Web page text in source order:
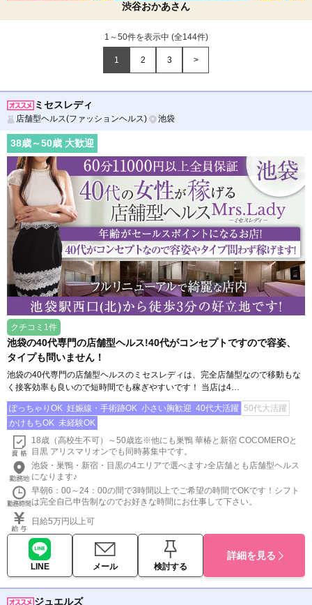
渋谷おかあさん
1～50件を表示中 (全144件)
1 2 3 >
ミセスレディ
店舗型ヘルス(ファッションヘルス) 池袋
38歳～50歳 大歓迎
クチコミ1件
池袋の40代専門の店舗型ヘルス!40代がコンセプトですので容姿、
タイプも問いません！
池袋の40代専門の店舗型ヘルスのミセスレディは、完全店舗型なので移動もな
く接客効率も良いので短時間でも稼ぎやすいです！ 当店は4…
ぽっちゃりOK 妊娠線・手術跡OK 小さい胸歓迎 40代大活躍
50代大活躍
かけもちOK 未経験OK
18歳（高校生不可）～50歳迄※他にも巣鴨 華椿と新宿 COCOMEROと
目黒 アリスマリオンでも同時募集中です。
池袋・巣鴨・新宿・目黒の4エリアで選べます♪全店舗とも店舗型ヘルス
になります♪
早朝6：00～24：00の間で3時間以上でご希望の時間でOKです！シフト
は完全自己申告制なのでお好きな時間にお仕事して下さい。
日給5万円以上可
LINE メール 検討する
詳細を見る
ジュエルズ